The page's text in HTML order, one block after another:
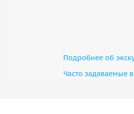
Подробнее об
Часто задаваемые